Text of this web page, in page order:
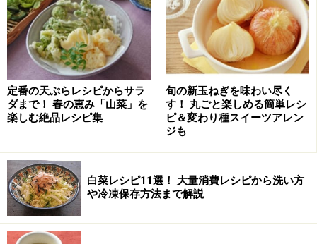
定番の天ぷらレシピからサラ
ダまで！ 春の恵み「山菜」を
楽しむ絶品レシピ集
旬の新玉ねぎを味わい尽く
す！ 丸ごと楽しめる簡単レシ
ピ＆変わり種スイーツアレン
ジも
白菜レシピ11選！ 大量消費レシピから洗い方
や冷凍保存方法まで解説